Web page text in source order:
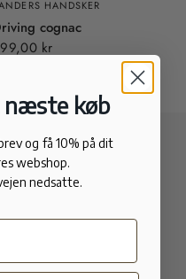
HANDSKER
cognac
kr
næste køb
og få 10% på dit
webshop.
nedsatte.